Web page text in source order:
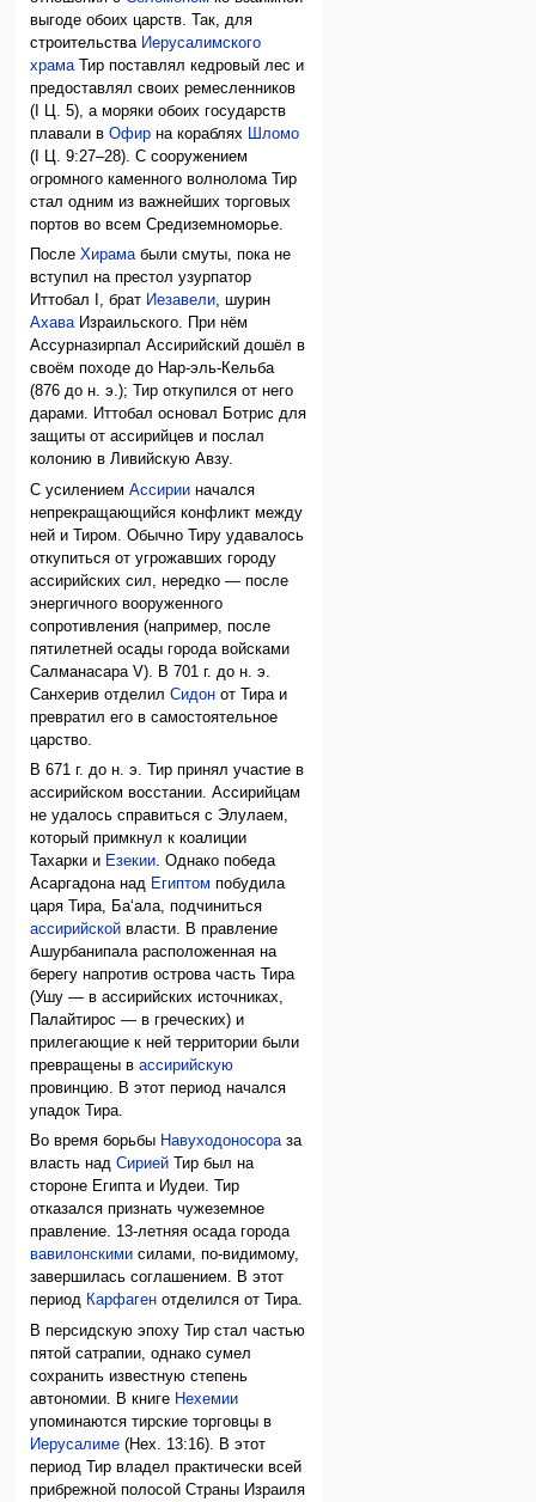
выгоде обоих царств. Так, для
строительства Иерусалимского
храмаТир поставлял кедровый лес и
предоставлял своих ремесленников
(I Ц. 5), а моряки обоих государств
плавали вОфир на кораблях Шломо
(I Ц. 9:27–28). С сооружением
огромного каменного волнолома Тир
стал одним из важнейших торговых
портов во всем Средиземноморье.
ПослеХирамабыли смуты, пока не
вступил на престол узурпатор
Иттобал I, брат Иезавели, шурин
АхаваИзраильского. При нём
Ассурназирпал Ассирийский дошёл в
своём походе до Нар-эль-Кельба
(876 до н. э.); Тир откупился от него
дарами. Иттобал основал Ботрис для
защиты от ассирийцев и послал
колонию в Ливийскую Авзу.
С усилениемАссирии начался
непрекращающийся конфликт между
ней и Тиром. Обычно Тиру удавалось
откупиться от угрожавших городу
ассирийских сил, нередко — после
энергичного вооруженного
сопротивления (например, после
пятилетней осады города войсками
Салманасара V). В 701 г. до н. э.
Санхерив отделилСидон от Тира и
превратил его в самостоятельное
царство.
В 671 г. до н. э. Тир принял участие в
ассирийском восстании. Ассирийцам
не удалось справиться с Элулаем,
который примкнул к коалиции
Тахарки и Езекии. Однако победа
Асаргадона над Египтом побудила
царя Тира, Ба‘ала, подчиниться
ассирийской власти. В правление
Ашурбанипала расположенная на
берегу напротив острова часть Тира
(Ушу — в ассирийских источниках,
Палайтирос — в греческих) и
прилегающие к ней территории были
превращены вассирийскую
провинцию. В этот период начался
упадок Тира.
Во время борьбы Навуходоносораза
власть надСирией Тир был на
стороне Египта и Иудеи. Тир
отказался признать чужеземное
правление. 13-летняя осада города
вавилонскими силами, по-видимому,
завершилась соглашением. В этот
период Карфаген отделился от Тира.
В персидскую эпоху Тир стал частью
пятой сатрапии, однако сумел
сохранить известную степень
автономии. В книге Нехемии
упоминаются тирские торговцы в
Иерусалиме (Нех. 13:16). В этот
период Тир владел практически всей
прибрежной полосой Страны Израиля